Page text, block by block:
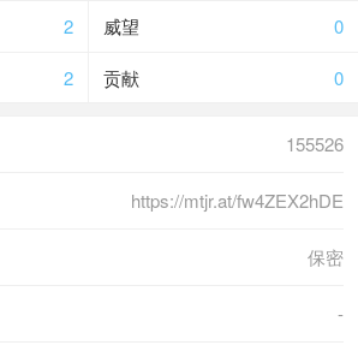
2 0
威望
2 0
贡献
155526
https://mtjr.at/fw4ZEX2hDE
保密
-